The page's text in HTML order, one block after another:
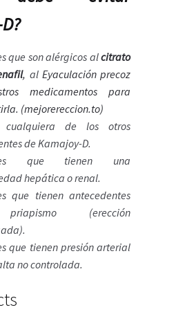
que son alérgicos alcitrato
, al Eyaculación precoz
medicamentos para
(mejorereccion.to)
de los otros
de Kamajoy-D.
que tienen una
hepática o renal.
que tienen antecedentes
(erección
que tienen presión arterial
no controlada.